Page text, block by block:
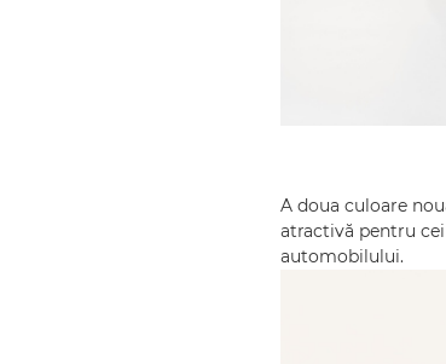
A doua culoare
atractivă pentru
automobilului.